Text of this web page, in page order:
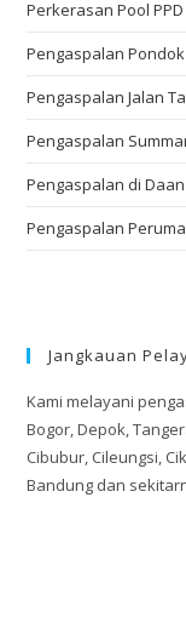
Perkerasan Pool
Pengaspalan
Pengaspalan Jalan
Pengaspalan
Pengaspalan di
Pengaspalan
Jangkauan
Kami melayani
Bogor, Depok,
Cibubur, Cileungsi,
Bandung dan